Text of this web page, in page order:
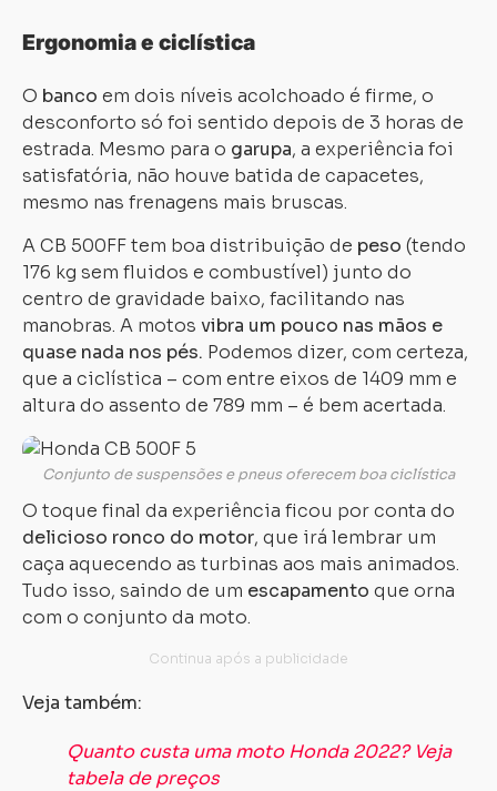
Ergonomia e ciclística
O banco em dois níveis acolchoado é firme, o
desconforto só foi sentido depois de 3 horas de
estrada. Mesmo para o garupa, a experiência foi
satisfatória, não houve batida de capacetes,
mesmo nas frenagens mais bruscas.
A CB 500FF tem boa distribuição de peso (tendo
176 kg sem fluidos e combustível) junto do
centro de gravidade baixo, facilitando nas
manobras. A motos vibra um pouco nas mãos e
quase nada nos pés. Podemos dizer, com certeza,
que a ciclística – com entre eixos de 1409 mm e
altura do assento de 789 mm – é bem acertada.
Conjunto de suspensões e pneus oferecem boa ciclística
O toque final da experiência ficou por conta do
delicioso ronco do motor, que irá lembrar um
caça aquecendo as turbinas aos mais animados.
Tudo isso, saindo de um escapamento que orna
com o conjunto da moto.
Veja também:
Quanto custa uma moto Honda 2022? Veja
tabela de preços
Carregando...
Carregando...